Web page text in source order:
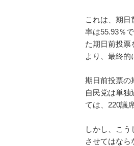
これは、期
率は55.93％
た期日前投票
より、最終的
期日前投票の
自民党は単独
ては、220議
しかし、こ
させてはな